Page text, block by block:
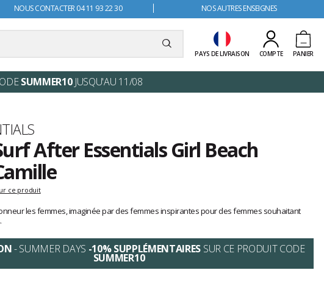
NOUS CONTACTER 04 11 93 22 30 NOS AUTRES ENSEIGNES
PAYS DE LIVRAISON COMPTE PANIER
SUMMER10JUSQU'AU 11/08
After Essentials Girl Beach
ce produit
les femmes, imaginée par des femmes inspirantes pour des femmes souhaitant
- SUMMER DAYS -10% SUPPLÉMENTAIRES SUR CE PRODUIT CODE
SUMMER10